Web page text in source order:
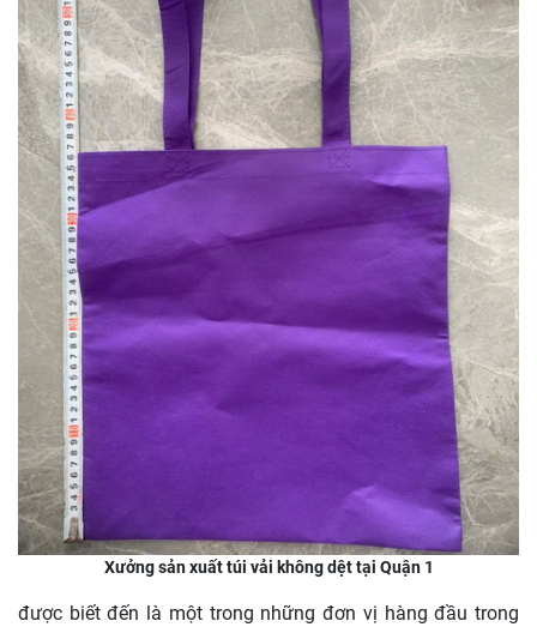
Xưởng sản xuất túi vải không dệt tại Quận 1
được biết đến là một trong những đơn vị hàng đầu trong